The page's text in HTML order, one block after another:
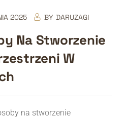
2025 BY DARUZAGI
Na Stworzenie
W
na stworzenie